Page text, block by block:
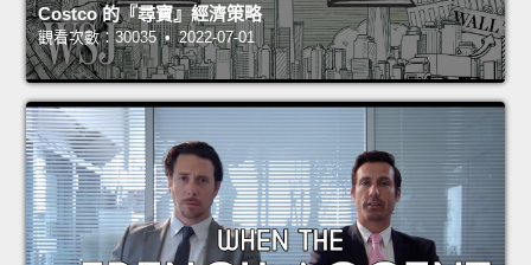
Costco 的『尋寶』經濟策略
觀看次數：30035 • 2022-07-01